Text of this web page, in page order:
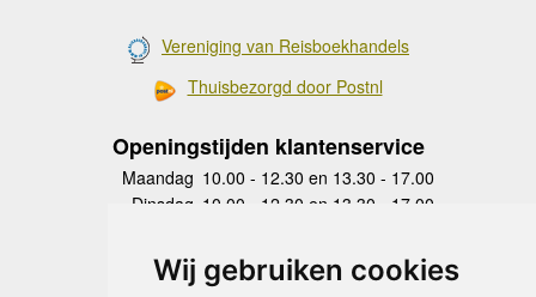
Wij gebruiken cookies
Vereniging van Reisboekhandels
Thuisbezorgd door Postnl
Openingstijden klantenservice
Maandag 10.00 - 12.30 en 13.30 - 17.00
Dinsdag 10.00 - 12.30 en 13.30 - 17.00
Donderdag
10.00 - 12.30 en 13.30 - 17.00
Vrijdag 10.00 - 12.30 en 13.30 - 17.00